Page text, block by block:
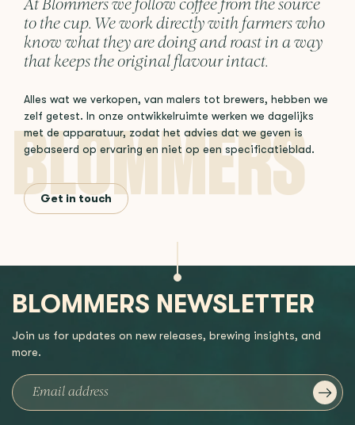
At Blommers we follow coffee from the source
to the cup. We work directly with farmers who
know what they are doing and roast in a way
that keeps the original flavour intact.
Alles wat we verkopen, van malers tot brewers, hebben we
zelf getest. In onze ontwikkelruimte werken we dagelijks
met de apparatuur, zodat het advies dat we geven is
gebaseerd op ervaring en niet op een specificatieblad.
Get in touch
BLOMMERS NEWSLETTER
Join us for updates on new releases, brewing insights, and
more.